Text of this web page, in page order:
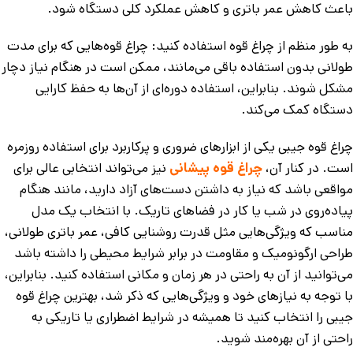
باعث کاهش عمر باتری و کاهش عملکرد کلی دستگاه شود.
به طور منظم از چراغ قوه استفاده کنید: چراغ قوه‌هایی که برای مدت
طولانی بدون استفاده باقی می‌مانند، ممکن است در هنگام نیاز دچار
مشکل شوند. بنابراین، استفاده دوره‌ای از آن‌ها به حفظ کارایی
دستگاه کمک می‌کند.
چراغ قوه جیبی یکی از ابزارهای ضروری و پرکاربرد برای استفاده روزمره
است. در کنار آن، چراغ قوه پیشانی نیز می‌تواند انتخابی عالی برای
مواقعی باشد که نیاز به داشتن دست‌های آزاد دارید، مانند هنگام
پیاده‌روی در شب یا کار در فضاهای تاریک. با انتخاب یک مدل
مناسب که ویژگی‌هایی مثل قدرت روشنایی کافی، عمر باتری طولانی،
طراحی ارگونومیک و مقاومت در برابر شرایط محیطی را داشته باشد
می‌توانید از آن به راحتی در هر زمان و مکانی استفاده کنید. بنابراین،
با توجه به نیازهای خود و ویژگی‌هایی که ذکر شد، بهترین چراغ قوه
جیبی را انتخاب کنید تا همیشه در شرایط اضطراری یا تاریکی به
راحتی از آن بهره‌مند شوید.